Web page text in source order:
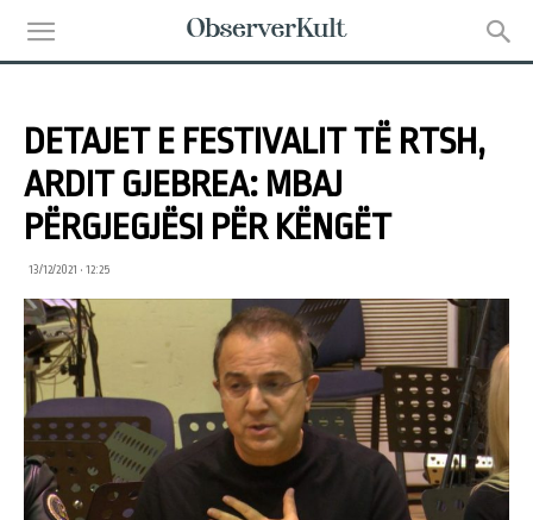
DETAJET E FESTIVALIT TË RTSH,
ARDIT GJEBREA: MBAJ
PËRGJEGJËSI PËR KËNGËT
13/12/2021 • 12:25